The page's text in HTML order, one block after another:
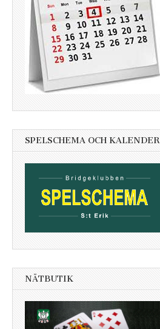
SPELSCHEMA OCH KALENDER
NÄTBUTIK